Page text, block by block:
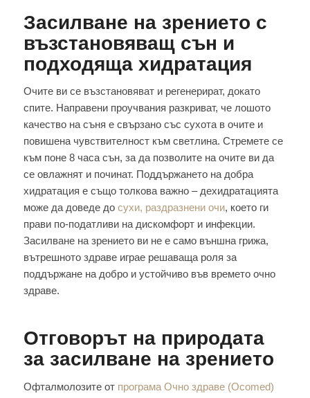
Засилване на зрението с
възстановяващ сън и
подходяща хидратация
Очите ви се възстановяват и регенерират, докато
спите. Направени проучвания разкриват, че лошото
качество на съня е свързано със сухота в очите и
повишена чувствителност към светлина. Стремете се
към поне 8 часа сън, за да позволите на очите ви да
се овлажнят и починат. Поддържането на добра
хидратация е също толкова важно – дехидратацията
може да доведе до сухи, раздразнени очи, което ги
прави по-податливи на дискомфорт и инфекции.
Засилване на зрението ви не е само външна грижа,
вътрешното здраве играе решаваща роля за
поддържане на добро и устойчиво във времето очно
здраве.
Отговорът на природата
за засилване на зрението
Офталмолозите от програма Очно здраве (Ocomed)